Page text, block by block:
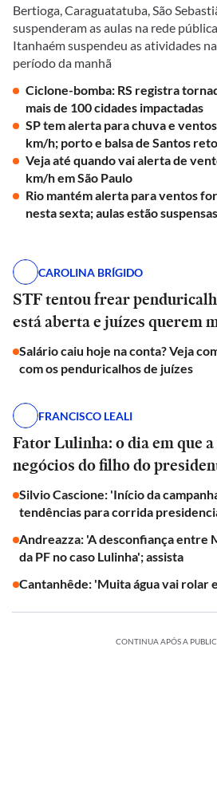
Bertioga, Caraguatatuba, São
suspenderam as aulas na rede
Itanhaém suspendeu as atividades
período da manhã
Ciclone-bomba: RS registra
mais de 100 cidades impactadas
SP tem alerta para chuva e
km/h; porto e balsa de Santos
Veja até quando vai alerta de
km/h em São Paulo
Rio mantém alerta para ventos
nesta sexta; aulas estão suspensas
CAROLINA BRÍGIDO
STF tentou frear
está aberta e juízes querem
Salário caiu hoje na conta? Veja
com os penduricalhos de juízes
FRANCISCO LEALI
Fator Lulinha: o dia em que
negócios do filho do
Silvio Cascione: 'Início da
tendências para corrida
Andreazza: 'A desconfiança entre
da PF no caso Lulinha'; assista
Cantanhêde: 'Muita água vai rolar
CONTINUA APÓS A